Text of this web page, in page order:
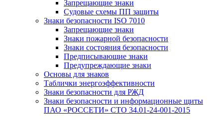
Запрещающие знаки
Судовые схемы ПП защиты
Знаки безопасности ISO 7010
Запрещающие знаки
Знаки пожарной безопасности
Знаки состояния безопасности
Предписывающие знаки
Предупреждающие знаки
Основы для знаков
Таблички энергоэффективности
Знаки безопасности для РЖД
Знаки безопасности и информационные щиты
ПАО «РОССЕТИ» СТО 34.01-24-001-2015